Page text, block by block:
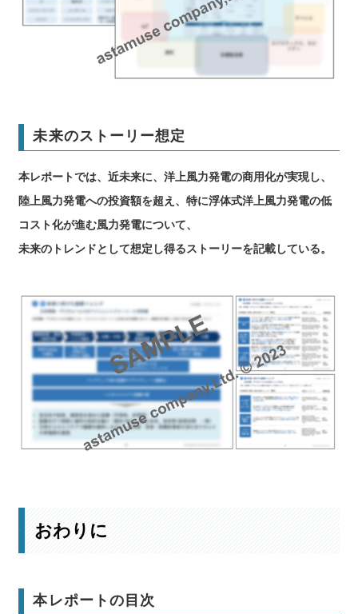
未来のストーリー想定
本レポートでは、近未来に、洋上風力発電の商用化が実現し、
陸上風力発電への投資額を超え、特に浮体式洋上風力発電の低
コスト化が進む風力発電について、
未来のトレンドとして想定し得るストーリーを記載している。
おわりに
本レポートの目次